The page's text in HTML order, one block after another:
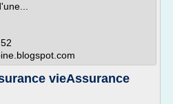
vieAssurance